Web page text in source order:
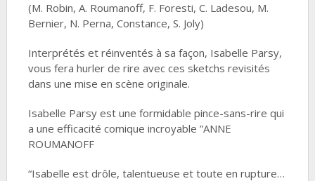
(M. Robin, A. Roumanoff, F. Foresti, C. Ladesou, M.
Bernier, N. Perna, Constance, S. Joly)
Interprétés et réinventés à sa façon, Isabelle Parsy,
vous fera hurler de rire avec ces sketchs revisités
dans une mise en scène originale.
Isabelle Parsy est une formidable pince-sans-rire qui
a une efficacité comique incroyable ”ANNE
ROUMANOFF
“Isabelle est drôle, talentueuse et toute en rupture…